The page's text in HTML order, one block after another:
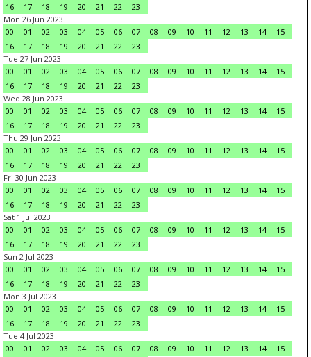
16
17 18 19 20 21 22
23
Mon 26 Jun 2023
00
01 02 03 04 05 06 07 08 09 10 11 12 13 14
15
16
17 18 19 20 21 22
23
Tue 27 Jun 2023
00
01 02 03 04 05 06 07 08 09 10 11 12 13 14
15
16
17 18 19 20 21 22
23
Wed 28 Jun 2023
00
01 02 03 04 05 06 07 08 09 10 11 12 13 14
15
16
17 18 19 20 21 22
23
Thu 29 Jun 2023
00
01 02 03 04 05 06 07 08 09 10 11 12 13 14
15
16
17 18 19 20 21 22
23
Fri 30 Jun 2023
00
01 02 03 04 05 06 07 08 09 10 11 12 13 14
15
16
17 18 19 20 21 22
23
Sat 1 Jul 2023
00
01 02 03 04 05 06 07 08 09 10 11 12 13 14
15
16
17 18 19 20 21 22
23
Sun 2 Jul 2023
00
01 02 03 04 05 06 07 08 09 10 11 12 13 14
15
16
17 18 19 20 21 22
23
Mon 3 Jul 2023
00
01 02 03 04 05 06 07 08 09 10 11 12 13 14
15
16
17 18 19 20 21 22
23
Tue 4 Jul 2023
00
01 02 03 04 05 06 07 08 09 10 11 12 13 14
15